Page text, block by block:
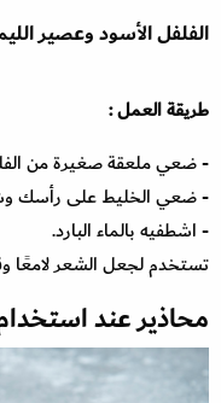
الفلفل الأسود وعصير
طريقة العمل :
- ضعي ملعقة صغيرة من
- ضعي الخليط على رأسك وشعرك
- اشطفيه بالماء البارد.
تستخدم لجعل الشعر لامعًا
محاذير عند